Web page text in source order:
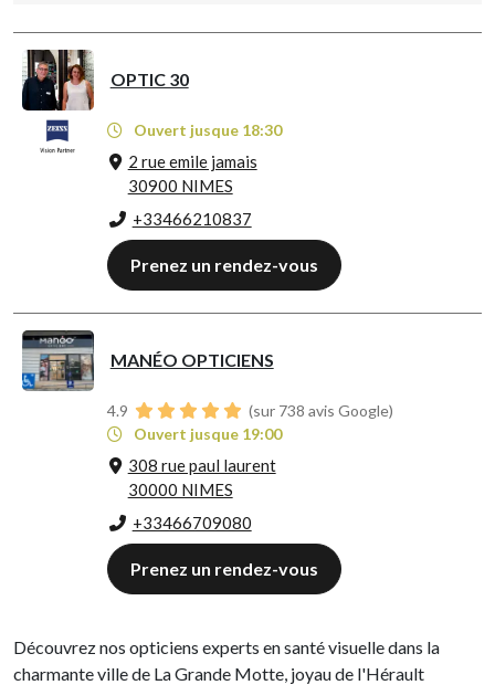
OPTIC 30
Ouvert jusque 18:30
2 rue emile jamais
30900 NIMES
+33466210837
Prenez un rendez-vous
MANÉO OPTICIENS
4.9
(sur 738 avis Google)
Ouvert jusque 19:00
308 rue paul laurent
30000 NIMES
+33466709080
Prenez un rendez-vous
Découvrez nos opticiens experts en santé visuelle dans la
charmante ville de La Grande Motte, joyau de l'Hérault